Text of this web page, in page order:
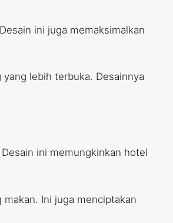
ini juga memaksimalkan
lebih terbuka. Desainnya
ini memungkinkan hotel
Ini juga menciptakan